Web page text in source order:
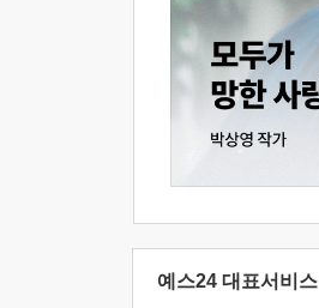
예스24 대표서비스